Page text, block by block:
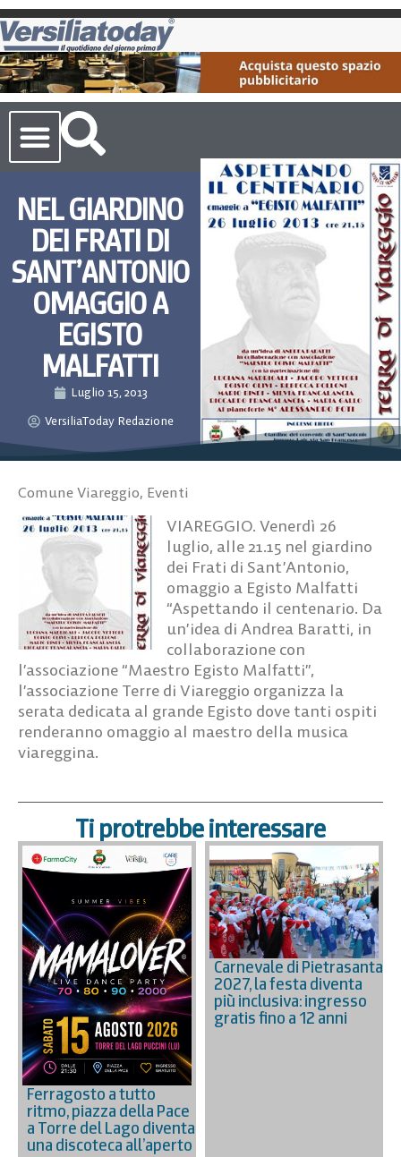
NEL GIARDINO
DEI FRATI DI
SANT’ANTONIO
OMAGGIO A
EGISTO
MALFATTI
Luglio 15, 2013
VersiliaToday Redazione
Comune Viareggio, Eventi
VIAREGGIO. Venerdì 26
luglio, alle 21.15 nel giardino
dei Frati di Sant’Antonio,
omaggio a Egisto Malfatti
“Aspettando il centenario. Da
un’idea di Andrea Baratti, in
collaborazione con
l’associazione “Maestro Egisto Malfatti”,
l’associazione Terre di Viareggio organizza la
serata dedicata al grande Egisto dove tanti ospiti
renderanno omaggio al maestro della musica
viareggina.
Ti protrebbe interessare
Ferragosto a tutto
ritmo, piazza della Pace
a Torre del Lago diventa
una discoteca all’aperto
Carnevale di Pietrasanta
2027, la festa diventa
più inclusiva: ingresso
gratis fino a 12 anni